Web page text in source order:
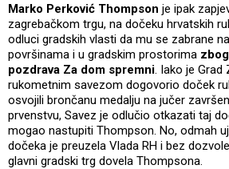
Marko Perković Thompson je ipak
zagrebačkom trgu, na dočeku hrvatskih
odluci gradskih vlasti da mu se zabrane
površinama i u gradskim prostorima
pozdrava Za dom spremni. Iako je Grad
rukometnim savezom dogovorio doček
osvojili brončanu medalju na jučer
prvenstvu, Savez je odlučio otkazati taj
mogao nastupiti Thompson. No, odmah
dočeka je preuzela Vlada RH i bez
glavni gradski trg dovela Thompsona.